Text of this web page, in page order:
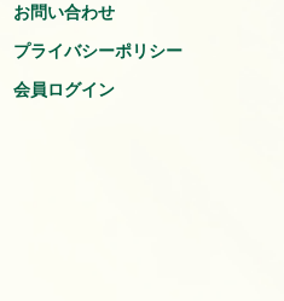
お問い合わせ
プライバシーポリシー
会員ログイン